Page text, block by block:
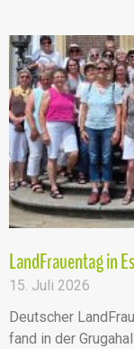
LandFrauentag in
15. Juli 2026
Deutscher
fand in der